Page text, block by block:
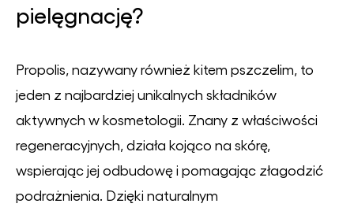
pielęgnację?
Propolis, nazywany również kitem pszczelim, to
jeden z najbardziej unikalnych składników
aktywnych w kosmetologii. Znany z właściwości
regeneracyjnych, działa kojąco na skórę,
wspierając jej odbudowę i pomagając złagodzić
podrażnienia. Dzięki naturalnym